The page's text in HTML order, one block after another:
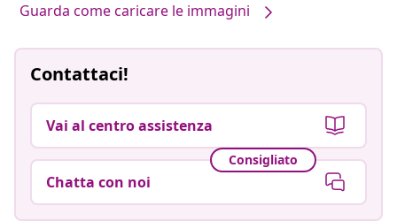
Guarda come caricare le immagini
Contattaci!
Vai al centro assistenza
Consigliato
Chatta con noi